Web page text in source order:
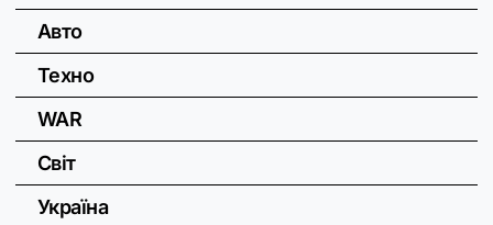
Авто
Техно
WAR
Світ
Україна